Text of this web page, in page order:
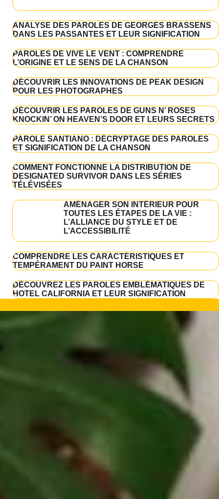
ANALYSE DES PAROLES DE GEORGES BRASSENS
DANS LES PASSANTES ET LEUR SIGNIFICATION
PAROLES DE VIVE LE VENT : COMPRENDRE
L’ORIGINE ET LE SENS DE LA CHANSON
DÉCOUVRIR LES INNOVATIONS DE PEAK DESIGN
POUR LES PHOTOGRAPHES
DÉCOUVRIR LES PAROLES DE GUNS N’ ROSES
KNOCKIN’ ON HEAVEN’S DOOR ET LEURS SECRETS
PAROLE SANTIANO : DÉCRYPTAGE DES PAROLES
ET SIGNIFICATION DE LA CHANSON
COMMENT FONCTIONNE LA DISTRIBUTION DE
DESIGNATED SURVIVOR DANS LES SÉRIES
TÉLÉVISÉES
AMÉNAGER SON INTÉRIEUR POUR
TOUTES LES ÉTAPES DE LA VIE :
L’ALLIANCE DU STYLE ET DE
L’ACCESSIBILITÉ
COMPRENDRE LES CARACTÉRISTIQUES ET
TEMPÉRAMENT DU PAINT HORSE
DÉCOUVREZ LES PAROLES EMBLÉMATIQUES DE
HOTEL CALIFORNIA ET LEUR SIGNIFICATION